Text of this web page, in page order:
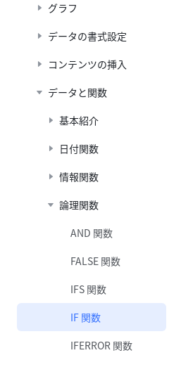
グラフ
データの書式設定
コンテンツの挿入
データと関数
基本紹介
日付関数
情報関数
論理関数
AND 関数
FALSE 関数
IFS 関数
IF 関数
IFERROR 関数